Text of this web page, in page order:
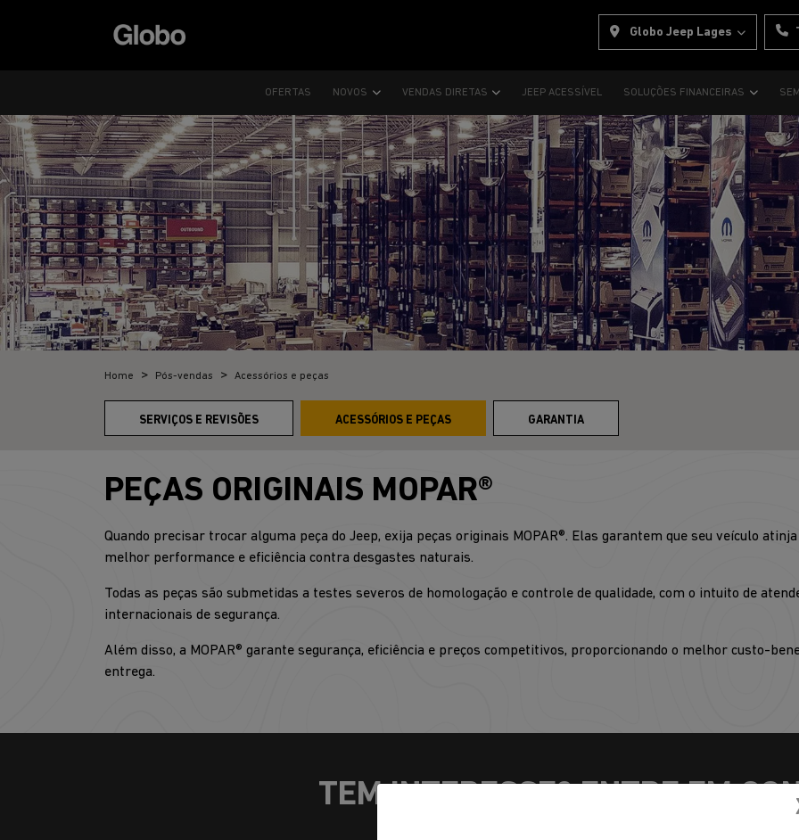
Globo Jeep Lages
OFERTAS NOVOS VENDAS DIRETAS JEEP ACESSÍVEL SOLUÇÕES FINANCEIRAS
Home Pós-vendas Acessórios e peças
SERVIÇOS E REVISÕES ACESSÓRIOS E PEÇAS GARANTIA
PEÇAS ORIGINAIS MOPAR®
Quando precisar trocar alguma peça do Jeep, exija peças originais MOPAR®. Elas garantem que seu veículo
melhor performance e eficiência contra desgastes naturais.
Todas as peças são submetidas a testes severos de homologação e controle de qualidade, com o intuito de
internacionais de segurança.
Além disso, a MOPAR® garante segurança, eficiência e preços competitivos, proporcionando o melhor custo-
entrega.
TEM INTERESSE? ENTRE EM